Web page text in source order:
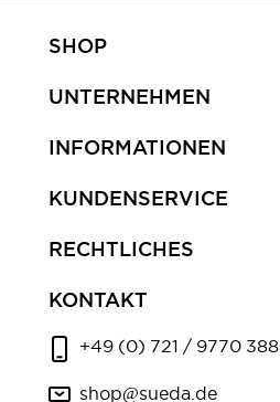
SHOP
UNTERNEHMEN
INFORMATIONEN
KUNDENSERVICE
RECHTLICHES
KONTAKT
+49 (0) 721 / 9770 388
shop@sueda.de